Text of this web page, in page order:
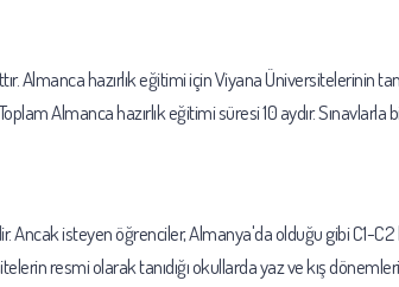
hazırlık eğitimi için Viyana Üniversitelerinin
Almanca hazırlık eğitimi süresi 10 aydır. Sınavlarla
isteyen öğrenciler, Almanya'da olduğu gibi C1-C2
resmi olarak tanıdığı okullarda yaz ve kış